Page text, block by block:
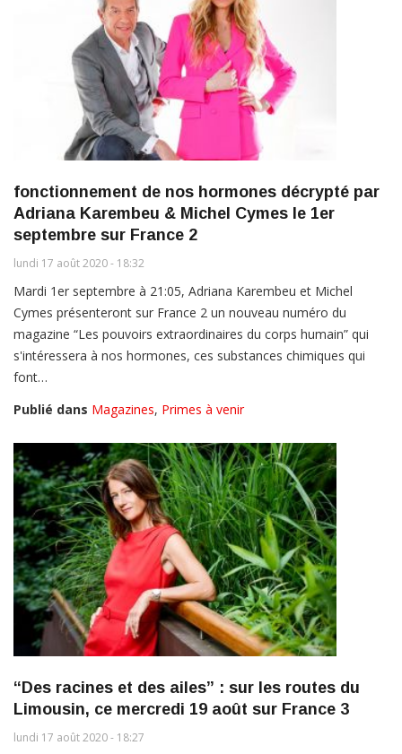
fonctionnement de nos hormones décrypté par
Adriana Karembeu & Michel Cymes le 1er
septembre sur France 2
lundi 17 août 2020 - 18:32
Mardi 1er septembre à 21:05, Adriana Karembeu et Michel
Cymes présenteront sur France 2 un nouveau numéro du
magazine “Les pouvoirs extraordinaires du corps humain” qui
s'intéressera à nos hormones, ces substances chimiques qui
font…
Publié dans Magazines, Primes à venir
“Des racines et des ailes” : sur les routes du
Limousin, ce mercredi 19 août sur France 3
lundi 17 août 2020 - 18:27